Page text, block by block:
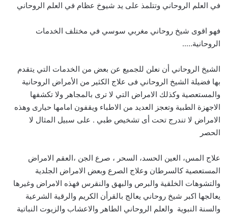
في العلم الروحاني وتتلمذ على يد شيوخ عظام في العلم الروحاني
فهو اقوى شيخ روحاني مغربي سوسي في مختلف الخدمات
الروحانية…..
الشيخ الروحاني أن نعلن للجميع عن بعض من الخدمات التي يتقدم
بها فضيلة الشيخ الروحاني فى علاج الكثير من الأمراض الروحانية
والمستعصية وكذلك الامراض التي لا ترى بالمجاهر ولا تكشفها
الاجهزة الطبية وتعجز العديد من الاطباء ويقفون امامها حيارى وهذه
الامراض لا تندرج تحت أى تشخيص طبي . على سبيل المثال لا
الحصر
علاج المس، العين الحسد، السحر ، صرع الجن ،العقم الامراض
المستعصية كالسرطان وعلاج الصرع وبعض الامراض الجلدية
والتشوهات الخلقية والبرص والبهق والنقرس فهذه الامراض وغيرها
يعالجها اكبر شيخ روحاني يعالج بالقرأن الكريم والرقية الشرعية
والسنة النبوية والعلم الروحاني الطاهر والاعشاب والزيوت النباتية